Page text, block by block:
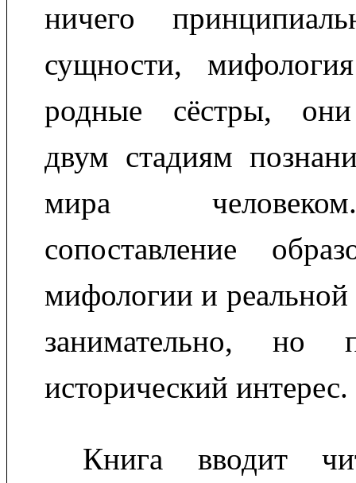
ничего
сущности,
родные сёстры, они
двум стадиям
мира
сопоставление
мифологии и
занимательно, но
исторический интерес.
Книга вводит